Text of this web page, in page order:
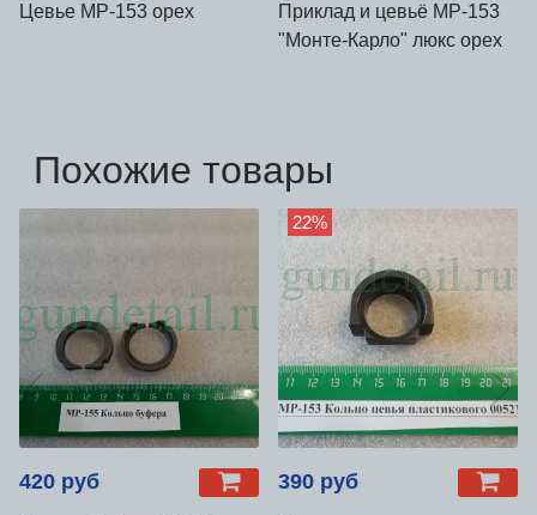
Цевье МР-153 орех
Приклад и цевьё МР-153
"Монте-Карло" люкс орех
Похожие товары
420 руб
22%
390 руб